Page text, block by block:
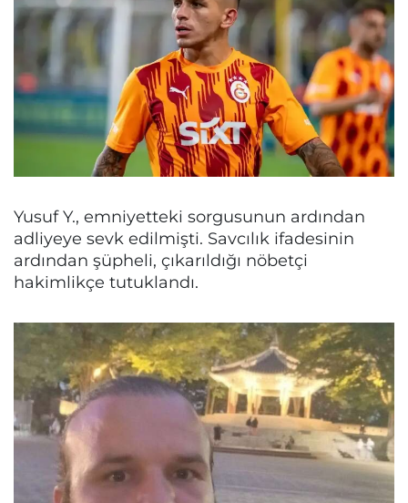
Yusuf Y., emniyetteki sorgusunun ardından
adliyeye sevk edilmişti. Savcılık ifadesinin
ardından şüpheli, çıkarıldığı nöbetçi
hakimlikçe tutuklandı.